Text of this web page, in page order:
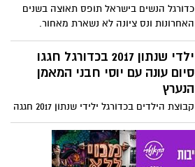
שלושה רגעים גדולים: את יום הולדתה ה־30
של בתו, עורכת הדין טוהר דמרי-קופרווסר –
המנהלת כיום את משרד עורכי הדין דמרי
ושות' ברחובות, את הולדת בנה, נכדו של ציון
דמרי – מתנה שאינה ניתנת לרכישה, ואת
הצלחת אחד המהלכים הגדולים בקריירה שלו
בייזום עסקאות מקרקעין
כדורגל הנשים בישראל תופס תאוצה בשנים
האחרונות ונס ציונה לא נשארת מאחור.
הנבחרת כבר עורכת אימונים ראשונים - אז
אם אתן בעניין זה הזמן להצטרף.
ילדי שנתון 2017 בכדורגל חגגו
סיום עונה עם יוסי חבני המאמן
הנערץ
קבוצת הילדים בכדורגל ילידי שנתון 2017 חגגה
השבוע את מסיבת הסיום בארוע עליז ועל
האש וכמובן ברכות למאמן יוסי חבני . הורי
הקבוצה דאגו גם ברגעים הקשים ביותר, עת